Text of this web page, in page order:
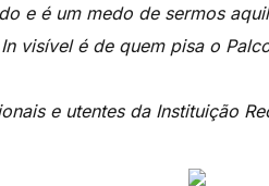
e é um medo de sermos
visível é de quem pisa o
e utentes da Instituição